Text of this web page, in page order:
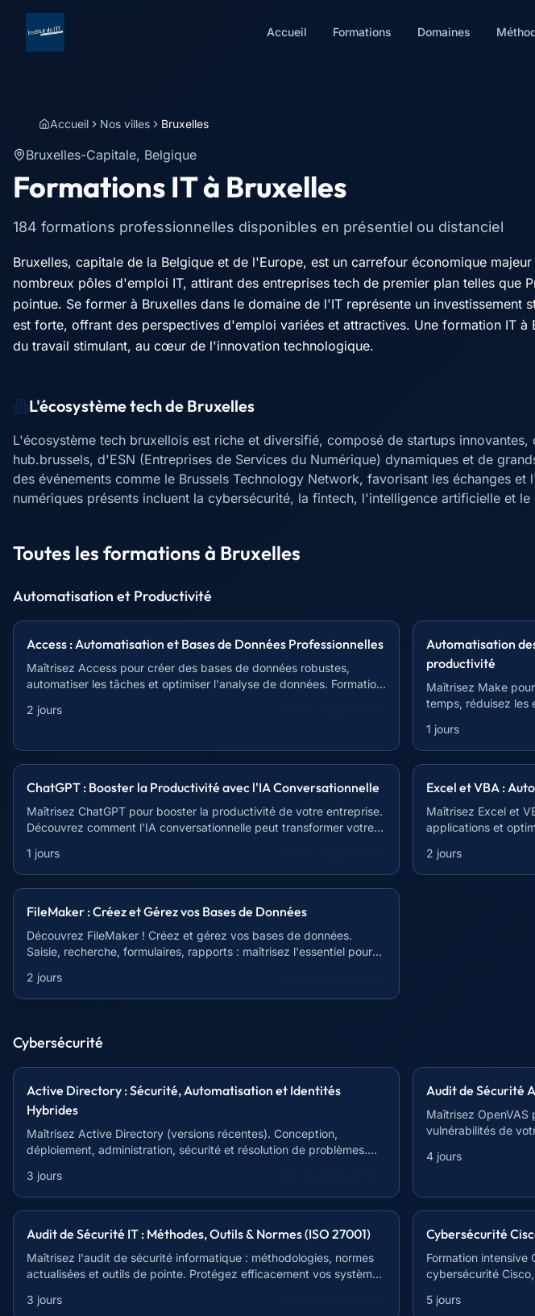
Accueil Formations Domaines
Accueil Nos villes Bruxelles
Bruxelles-Capitale, Belgique
Formations IT à Bruxelles
184 formations professionnelles disponibles en présentiel ou distanciel
Bruxelles, capitale de la Belgique et de l'Europe, est un carrefour économique
nombreux pôles d'emploi IT, attirant des entreprises tech de premier plan telles que
pointue. Se former à Bruxelles dans le domaine de l'IT représente un
est forte, offrant des perspectives d'emploi variées et attractives. Une formation IT
du travail stimulant, au cœur de l'innovation technologique.
L'écosystème tech de Bruxelles
L'écosystème tech bruxellois est riche et diversifié, composé de startups
hub.brussels, d'ESN (Entreprises de Services du Numérique) dynamiques et de
des événements comme le Brussels Technology Network, favorisant les échanges
numériques présents incluent la cybersécurité, la fintech, l'intelligence artificielle et
Toutes les formations à Bruxelles
Automatisation et Productivité
Access : Automatisation et Bases de Données Professionnelles
Maîtrisez Access pour créer des bases de données robustes,
automatiser les tâches et optimiser l'analyse de données. Formation
2 jours
Automatisation
productivité
Maîtrisez Make
temps, réduisez les
1 jours
ChatGPT : Booster la Productivité avec l'IA Conversationnelle
Maîtrisez ChatGPT pour booster la productivité de votre entreprise.
Découvrez comment l'IA conversationnelle peut transformer votre
1 jours
Excel et VBA :
Maîtrisez Excel et
applications et
2 jours
FileMaker : Créez et Gérez vos Bases de Données
Découvrez FileMaker ! Créez et gérez vos bases de données.
Saisie, recherche, formulaires, rapports : maîtrisez l'essentiel pour
2 jours
Cybersécurité
Active Directory : Sécurité, Automatisation et Identités
Hybrides
Maîtrisez Active Directory (versions récentes). Conception,
déploiement, administration, sécurité et résolution de problèmes.
3 jours
Audit de Sécurité
Maîtrisez OpenVAS
vulnérabilités de
4 jours
Audit de Sécurité IT : Méthodes, Outils & Normes (ISO 27001)
Maîtrisez l'audit de sécurité informatique : méthodologies, normes
actualisées et outils de pointe. Protégez efficacement vos systèmes
3 jours
Cybersécurité
Formation intensive
cybersécurité
5 jours